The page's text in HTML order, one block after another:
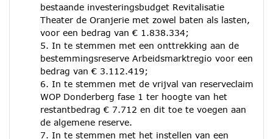
bestaande investeringsbudget Revitalisatie
Theater de Oranjerie met zowel baten als lasten,
voor een bedrag van € 1.838.334;
5. In te stemmen met een onttrekking aan de
bestemmingsreserve Arbeidsmarktregio voor een
bedrag van € 3.112.419;
6. In te stemmen met de vrijval van reserveclaim
WOP Donderberg fase 1 ter hoogte van het
restantbedrag € 7.712 en dit toe te voegen aan
de algemene reserve.
7. In te stemmen met het instellen van een